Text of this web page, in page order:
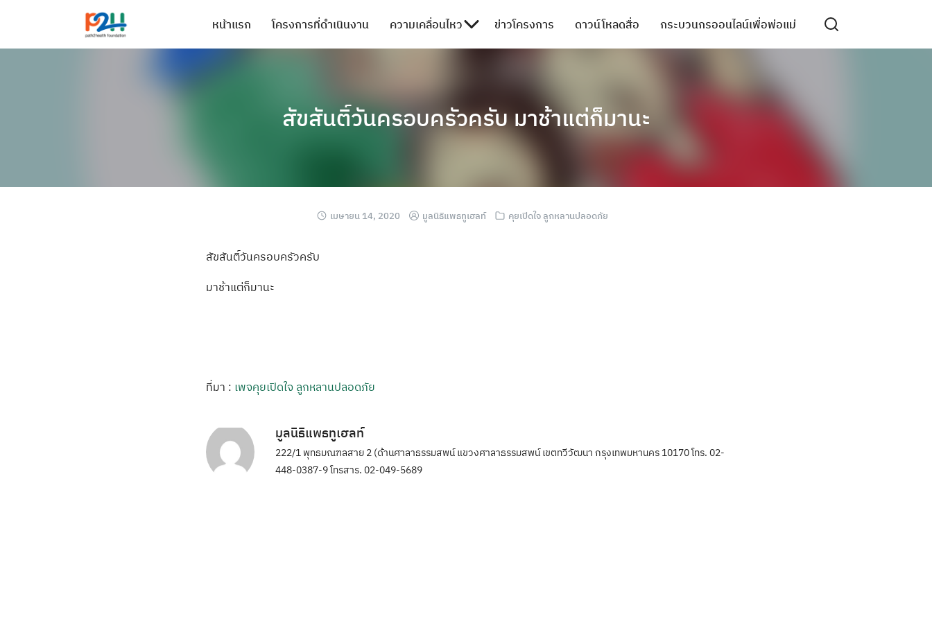
หน้าแรก โครงการที่ดำเนินงาน ความเคลื่อนไหว ข่าวโครงการ ดาวน์โหลดสื่อ กระบวนกรออนไลน์เพื่อพ่อแม่
สัขสันติ์วันครอบครัวครับ มาช้าแต่ก็มานะ
เมษายน 14, 2020 มูลนิธิแพธทูเฮลท์ คุยเปิดใจ ลูกหลานปลอดภัย
สัขสันติ์วันครอบครัวครับ
มาช้าแต่ก็มานะ
ที่มา : เพจคุยเปิดใจ ลูกหลานปลอดภัย
มูลนิธิแพธทูเฮลท์
222/1 พุทธมณฑลสาย 2 (ด้านศาลาธรรมสพน์ แขวงศาลาธรรมสพน์ เขตทวีวัฒนา กรุงเทพมหานคร 10170 โทร. 02-
448-0387-9 โทรสาร. 02-049-5689